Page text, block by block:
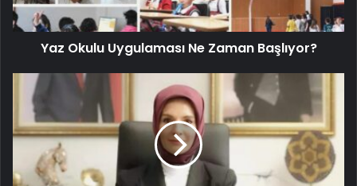
Yaz Okulu Uygulaması Ne Zaman Başlıyor?